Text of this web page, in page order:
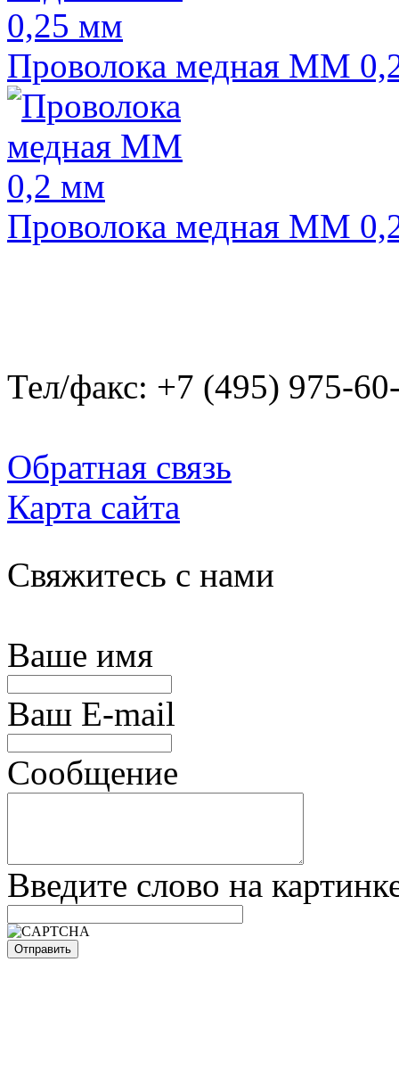
Проволока медная ММ
Проволока медная ММ
Тел/факс: +7 (495) 975-
Обратная связь
Карта сайта
Свяжитесь с нами
Ваше имя
Ваш E-mail
Сообщение
Введите слово на